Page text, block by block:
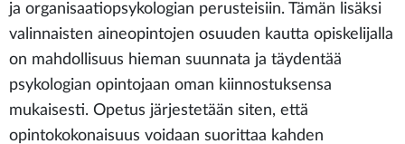
ja organisaatiopsykologian perusteisiin. Tämän lisäksi
valinnaisten aineopintojen osuuden kautta opiskelijalla
on mahdollisuus hieman suunnata ja täydentää
psykologian opintojaan oman kiinnostuksensa
mukaisesti. Opetus järjestetään siten, että
opintokokonaisuus voidaan suorittaa kahden